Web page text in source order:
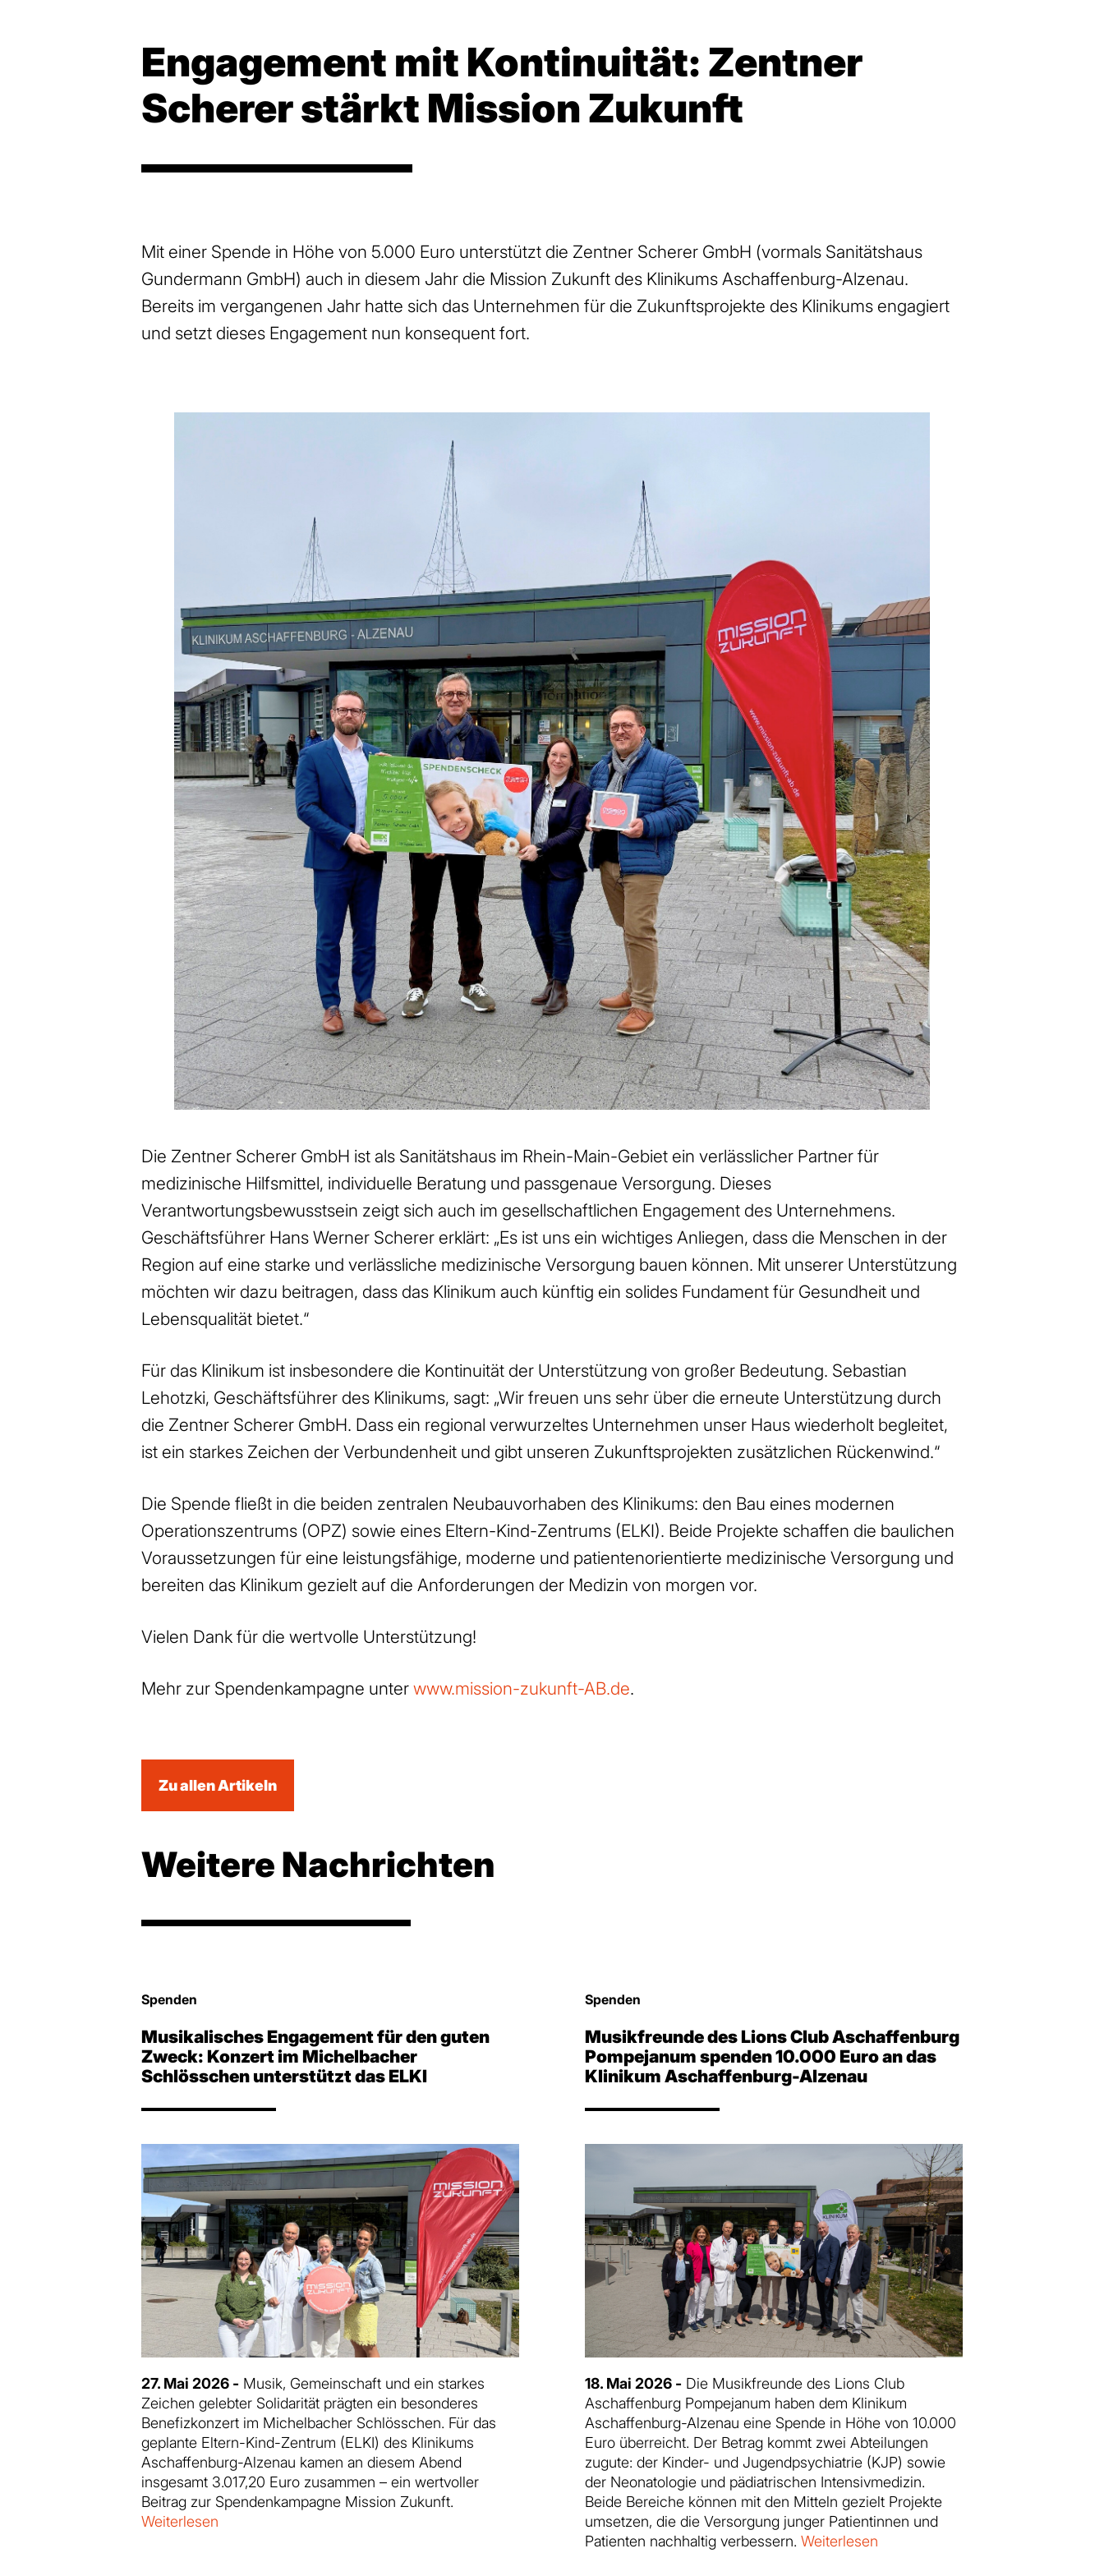
Engagement mit Kontinuität: Zentner
Scherer stärkt Mission Zukunft
Mit einer Spende in Höhe von 5.000 Euro unterstützt die Zentner Scherer GmbH (vormals Sanitätshaus
Gundermann GmbH) auch in diesem Jahr die Mission Zukunft des Klinikums Aschaffenburg-Alzenau.
Bereits im vergangenen Jahr hatte sich das Unternehmen für die Zukunftsprojekte des Klinikums engagiert
und setzt dieses Engagement nun konsequent fort.
Die Zentner Scherer GmbH ist als Sanitätshaus im Rhein-Main-Gebiet ein verlässlicher Partner für
medizinische Hilfsmittel, individuelle Beratung und passgenaue Versorgung. Dieses
Verantwortungsbewusstsein zeigt sich auch im gesellschaftlichen Engagement des Unternehmens.
Geschäftsführer Hans Werner Scherer erklärt: „Es ist uns ein wichtiges Anliegen, dass die Menschen in der
Region auf eine starke und verlässliche medizinische Versorgung bauen können. Mit unserer Unterstützung
möchten wir dazu beitragen, dass das Klinikum auch künftig ein solides Fundament für Gesundheit und
Lebensqualität bietet.“
Für das Klinikum ist insbesondere die Kontinuität der Unterstützung von großer Bedeutung. Sebastian
Lehotzki, Geschäftsführer des Klinikums, sagt: „Wir freuen uns sehr über die erneute Unterstützung durch
die Zentner Scherer GmbH. Dass ein regional verwurzeltes Unternehmen unser Haus wiederholt begleitet,
ist ein starkes Zeichen der Verbundenheit und gibt unseren Zukunftsprojekten zusätzlichen Rückenwind.“
Die Spende fließt in die beiden zentralen Neubauvorhaben des Klinikums: den Bau eines modernen
Operationszentrums (OPZ) sowie eines Eltern-Kind-Zentrums (ELKI). Beide Projekte schaffen die baulichen
Voraussetzungen für eine leistungsfähige, moderne und patientenorientierte medizinische Versorgung und
bereiten das Klinikum gezielt auf die Anforderungen der Medizin von morgen vor.
Vielen Dank für die wertvolle Unterstützung!
Mehr zur Spendenkampagne unter www.mission-zukunft-AB.de.
Zu allen Artikeln
Weitere Nachrichten
Spenden
Musikalisches Engagement für den guten
Zweck: Konzert im Michelbacher
Schlösschen unterstützt das ELKI
27. Mai 2026 - Musik, Gemeinschaft und ein starkes
Zeichen gelebter Solidarität prägten ein besonderes
Benefizkonzert im Michelbacher Schlösschen. Für das
geplante Eltern-Kind-Zentrum (ELKI) des Klinikums
Aschaffenburg-Alzenau kamen an diesem Abend
insgesamt 3.017,20 Euro zusammen – ein wertvoller
Beitrag zur Spendenkampagne Mission Zukunft.
Weiterlesen
Spenden
Musikfreunde des Lions Club Aschaffenburg
Pompejanum spenden 10.000 Euro an das
Klinikum Aschaffenburg-Alzenau
18. Mai 2026 - Die Musikfreunde des Lions Club
Aschaffenburg Pompejanum haben dem Klinikum
Aschaffenburg-Alzenau eine Spende in Höhe von 10.000
Euro überreicht. Der Betrag kommt zwei Abteilungen
zugute: der Kinder- und Jugendpsychiatrie (KJP) sowie
der Neonatologie und pädiatrischen Intensivmedizin.
Beide Bereiche können mit den Mitteln gezielt Projekte
umsetzen, die die Versorgung junger Patientinnen und
Patienten nachhaltig verbessern. Weiterlesen